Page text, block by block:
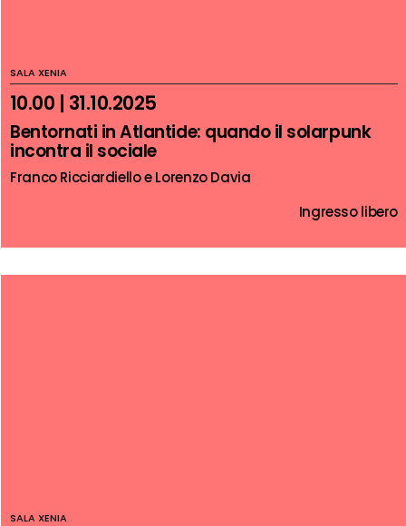
SALA XENIA
10.00 | 31.10.2025
Bentornati in Atlantide: quando il solarpunk
incontra il sociale
Franco Ricciardiello e Lorenzo Davia
Ingresso libero
SALA XENIA